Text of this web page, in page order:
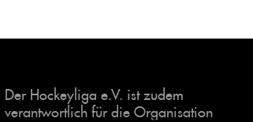
Der Hockeyliga e.V. ist zudem
verantwortlich für die Organisation